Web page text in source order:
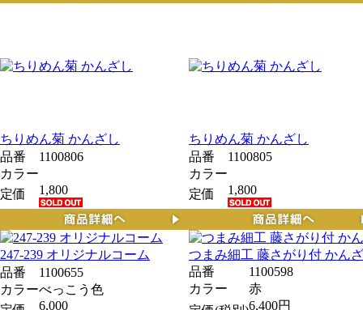
ちりめん菊 かんざし
ちりめん菊 かんざし
品番
1100806
カラー
定価
1,800
品番
1100805
カラー
定価
1,800
247-239 オリジナルコーム
つまみ細工 藤さがり付 かん
品番
1100655
カラーべっこう色
6,000
品番
1100598
カラー
赤
6,400円